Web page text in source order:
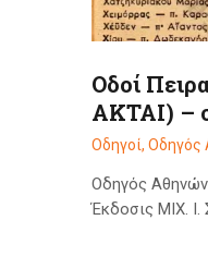
Οδοί
ΑΚΤΑΙ) –
Οδηγοί, Οδηγός
Οδηγός
Έκδοσις ΜΙΧ.